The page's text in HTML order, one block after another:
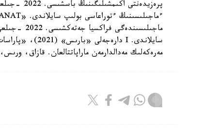
مەرەكەلىك مەدالدارمەن ماراپاتتالعان. قازاق،